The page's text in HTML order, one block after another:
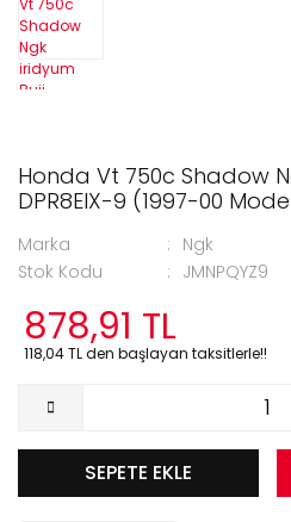
Honda Vt 750c Shadow
DPR8EIX-9 (1997-00
Marka
Ngk
Stok Kodu
JMNPQYZ9
878,91 TL
118,04 TL den başlayan taksitlerle!!
SEPETE EKLE